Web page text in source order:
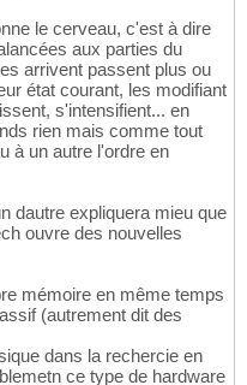
le cerveau, c'est à dire
aux parties du
arrivent passent plus ou
état courant, les modifiant
s'intensifient... en
rien mais comme tout
à un autre l'ordre en
dautre expliquera mieu que
ouvre des nouvelles
mémoire en même temps
(autrement dit des
dans la rechercie en
ce type de hardware